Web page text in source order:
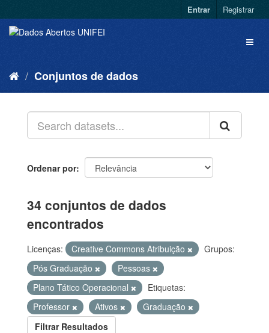
Entrar Registrar
Conjuntos de dados
Ordenar por
34 conjuntos de dados
encontrados
Licenças: Creative Commons Atribuição
Grupos:
Pós Graduação
Pessoas
Plano Tático Operacional
Etiquetas:
Professor
Ativos
Graduação
Filtrar Resultados